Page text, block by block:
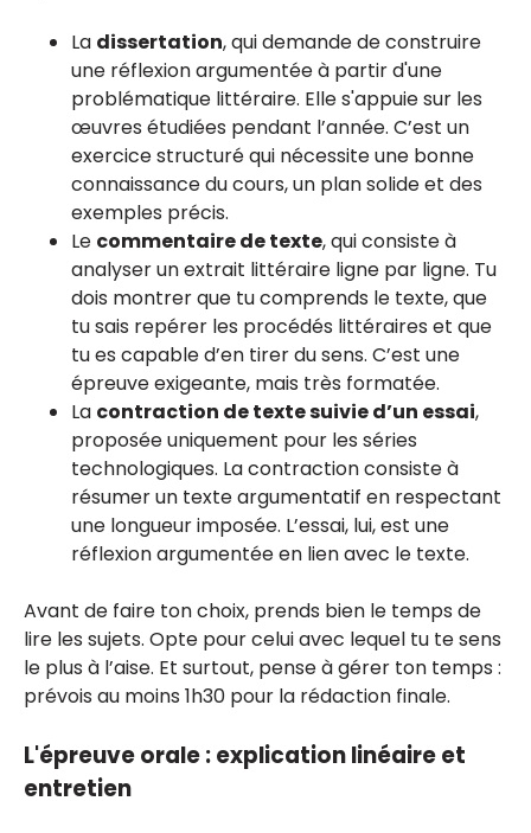
La dissertation, qui demande de construire
une réflexion argumentée à partir d'une
problématique littéraire. Elle s'appuie sur les
œuvres étudiées pendant l’année. C’est un
exercice structuré qui nécessite une bonne
connaissance du cours, un plan solide et des
exemples précis.
Le commentaire de texte, qui consiste à
analyser un extrait littéraire ligne par ligne. Tu
dois montrer que tu comprends le texte, que
tu sais repérer les procédés littéraires et que
tu es capable d’en tirer du sens. C’est une
épreuve exigeante, mais très formatée.
La contraction de texte suivie d’un essai,
proposée uniquement pour les séries
technologiques. La contraction consiste à
résumer un texte argumentatif en respectant
une longueur imposée. L’essai, lui, est une
réflexion argumentée en lien avec le texte.
Avant de faire ton choix, prends bien le temps de
lire les sujets. Opte pour celui avec lequel tu te sens
le plus à l’aise. Et surtout, pense à gérer ton temps :
prévois au moins 1h30 pour la rédaction finale.
L'épreuve orale : explication linéaire et
entretien